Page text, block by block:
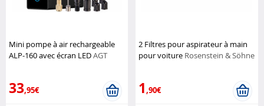
Mini pompe à air rechargeable
ALP-160 avec écran LEDAGT
33,95€
2 Filtres pour aspirateur à main
pour voiture Rosenstein & Söhne
1,90€